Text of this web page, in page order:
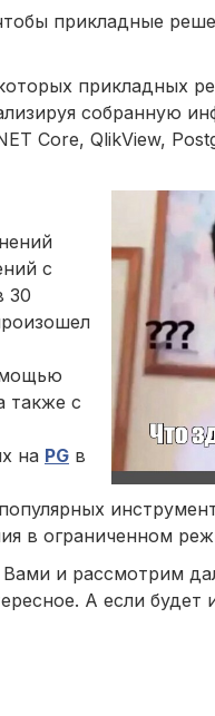
прикладные
прикладных
собранную
Core, QlikView,
с
30
также с
на PG в
в ограниченном
и рассмотрим
А если будет